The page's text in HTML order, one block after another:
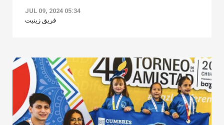
JUL 09, 2024 05:34
فريق زينيت